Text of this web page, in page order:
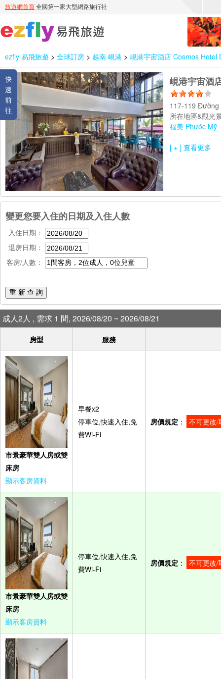
ezfly 易飛旅遊 > 全球訂房 > 越南 峴港 > 峴港宇宙酒店 Cosmos Hotel
快
速
前
往
峴港宇宙酒
117-119
所在地區&觀光
福美 Phước Mỹ
[ + ] 查看更多
變更您要入住的日期及入住人數
入住日期：
退房日期：
客房/人數：
重 新 查 詢
成人2人 , 需求 1 間, 2026/08/20 ~ 2026/08/21
房型 服務
市景豪華雙人房或雙
床房
顯示客房資料
早餐x2
停車位,快速入住,免
費Wi-Fi
房價規定 ： 不可更改/
市景豪華雙人房或雙
床房
顯示客房資料
停車位,快速入住,免
費Wi-Fi
房價規定 ： 不可更改/